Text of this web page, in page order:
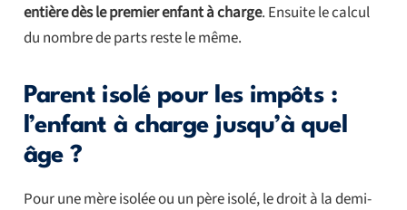
entière dès le premier enfant à charge. Ensuite le calcul
du nombre de parts reste le même.
Parent isolé pour les impôts :
l’enfant à charge jusqu’à quel
âge ?
Pour une mère isolée ou un père isolé, le droit à la demi-